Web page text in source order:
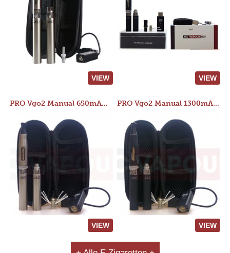
VIEW VIEW
PRO Vgo2 Manual 650mAh Kit
VIEW
PRO Vgo2 Manual 1300mAh Kit
VIEW